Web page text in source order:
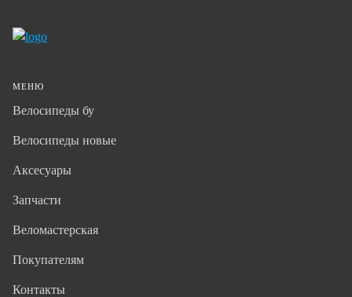
МЕНЮ
Велосипеды бу
Велосипеды новые
Аксесуары
Запчасти
Веломастерская
Покупателям
Контакты